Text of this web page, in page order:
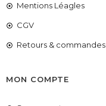
Mentions Léagles
CGV
Retours & commandes
MON COMPTE